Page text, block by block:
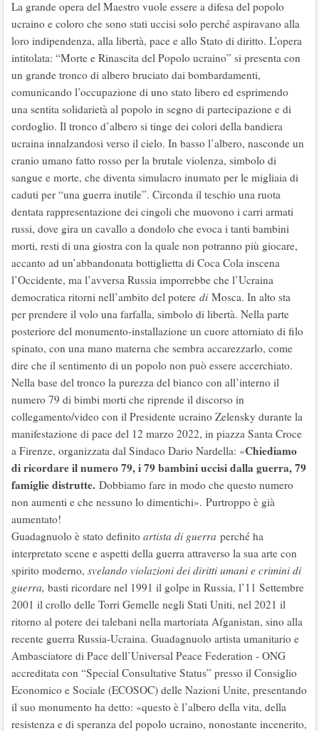
La grande opera del Maestro vuole essere a difesa del popolo
ucraino e coloro che sono stati uccisi solo perché aspiravano alla
loro indipendenza, alla libertà, pace e allo Stato di diritto. L’opera
intitolata: “Morte e Rinascita del Popolo ucraino” si presenta con
un grande tronco di albero bruciato dai bombardamenti,
comunicando l’occupazione di uno stato libero ed esprimendo
una sentita solidarietà al popolo in segno di partecipazione e di
cordoglio. Il tronco d’albero si tinge dei colori della bandiera
ucraina innalzandosi verso il cielo. In basso l’albero, nasconde un
cranio umano fatto rosso per la brutale violenza, simbolo di
sangue e morte, che diventa simulacro inumato per le migliaia di
caduti per “una guerra inutile”. Circonda il teschio una ruota
dentata rappresentazione dei cingoli che muovono i carri armati
russi, dove gira un cavallo a dondolo che evoca i tanti bambini
morti, resti di una giostra con la quale non potranno più giocare,
accanto ad un’abbandonata bottiglietta di Coca Cola inscena
l’Occidente, ma l’avversa Russia imporrebbe che l’Ucraina
democratica ritorni nell’ambito del potere di Mosca. In alto sta
per prendere il volo una farfalla, simbolo di libertà. Nella parte
posteriore del monumento-installazione un cuore attorniato di filo
spinato, con una mano materna che sembra accarezzarlo, come
dire che il sentimento di un popolo non può essere accerchiato.
Nella base del tronco la purezza del bianco con all’interno il
numero 79 di bimbi morti che riprende il discorso in
collegamento/video con il Presidente ucraino Zelensky durante la
manifestazione di pace del 12 marzo 2022, in piazza Santa Croce
a Firenze, organizzata dal Sindaco Dario Nardella: «Chiediamo
di ricordare il numero 79, i 79 bambini uccisi dalla guerra, 79
famiglie distrutte. Dobbiamo fare in modo che questo numero
non aumenti e che nessuno lo dimentichi». Purtroppo è già
aumentato!
Guadagnuolo è stato definito artista di guerra perché ha
interpretato scene e aspetti della guerra attraverso la sua arte con
spirito moderno, svelando violazioni dei diritti umani e crimini di
guerra, basti ricordare nel 1991 il golpe in Russia, l’11 Settembre
2001 il crollo delle Torri Gemelle negli Stati Uniti, nel 2021 il
ritorno al potere dei talebani nella martoriata Afganistan, sino alla
recente guerra Russia-Ucraina. Guadagnuolo artista umanitario e
Ambasciatore di Pace dell’Universal Peace Federation - ONG
accreditata con “Special Consultative Status” presso il Consiglio
Economico e Sociale (ECOSOC) delle Nazioni Unite, presentando
il suo monumento ha detto: «questo è l’albero della vita, della
resistenza e di speranza del popolo ucraino, nonostante incenerito,